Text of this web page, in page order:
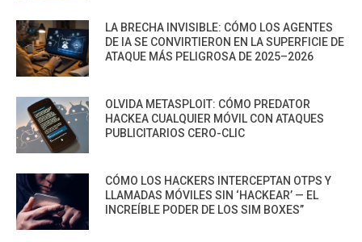
LA BRECHA INVISIBLE: CÓMO LOS AGENTES
DE IA SE CONVIRTIERON EN LA SUPERFICIE DE
ATAQUE MÁS PELIGROSA DE 2025–2026
OLVIDA METASPLOIT: CÓMO PREDATOR
HACKEA CUALQUIER MÓVIL CON ATAQUES
PUBLICITARIOS CERO-CLIC
CÓMO LOS HACKERS INTERCEPTAN OTPS Y
LLAMADAS MÓVILES SIN ‘HACKEAR’ — EL
INCREÍBLE PODER DE LOS SIM BOXES”